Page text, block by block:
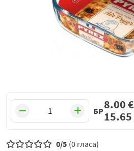
БР8.00€
15.65
0/5 (0 гласа)